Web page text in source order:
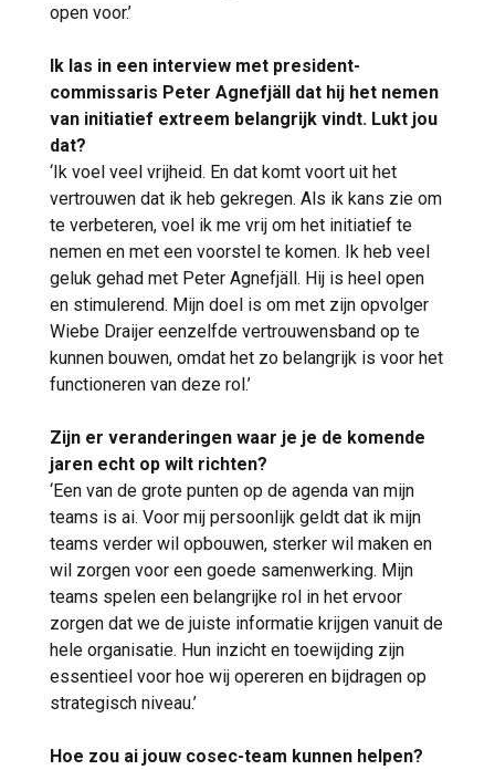
open voor.’
Ik las in een interview met president-
commissaris Peter Agnefjäll dat hij het nemen
van initiatief extreem belangrijk vindt. Lukt jou
dat?
‘Ik voel veel vrijheid. En dat komt voort uit het
vertrouwen dat ik heb gekregen. Als ik kans zie om
te verbeteren, voel ik me vrij om het initiatief te
nemen en met een voorstel te komen. Ik heb veel
geluk gehad met Peter Agnefjäll. Hij is heel open
en stimulerend. Mijn doel is om met zijn opvolger
Wiebe Draijer eenzelfde vertrouwensband op te
kunnen bouwen, omdat het zo belangrijk is voor het
functioneren van deze rol.’
Zijn er veranderingen waar je je de komende
jaren echt op wilt richten?
‘Een van de grote punten op de agenda van mijn
teams is ai. Voor mij persoonlijk geldt dat ik mijn
teams verder wil opbouwen, sterker wil maken en
wil zorgen voor een goede samenwerking. Mijn
teams spelen een belangrijke rol in het ervoor
zorgen dat we de juiste informatie krijgen vanuit de
hele organisatie. Hun inzicht en toewijding zijn
essentieel voor hoe wij opereren en bijdragen op
strategisch niveau.’
Hoe zou ai jouw cosec-team kunnen helpen?